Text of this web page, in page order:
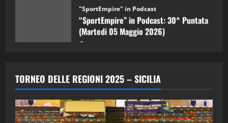
“SportEmpire” in Podcast: 30^ Puntata
(Martedi 05 Maggio 2026)
08/05/2026
2
“SportEmpire” in Podcast: 29^ Puntata
(Martedi 28 Aprile 2026)
28/04/2026
TORNEO DELLE REGIONI 2025 – SICILIA